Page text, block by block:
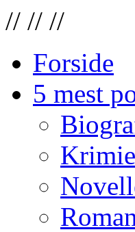
// // //
Forside
5 mest